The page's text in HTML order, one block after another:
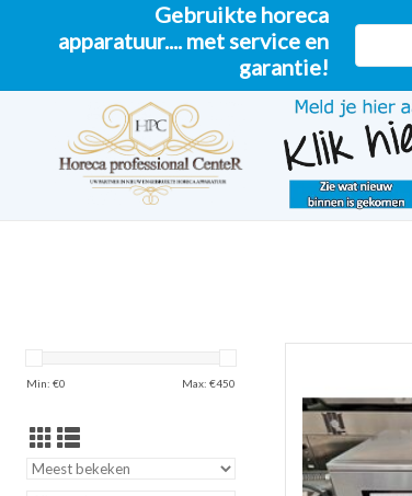
Gebruikte horeca
apparatuur.... met service en
garantie!
Min: €0 Max: €450